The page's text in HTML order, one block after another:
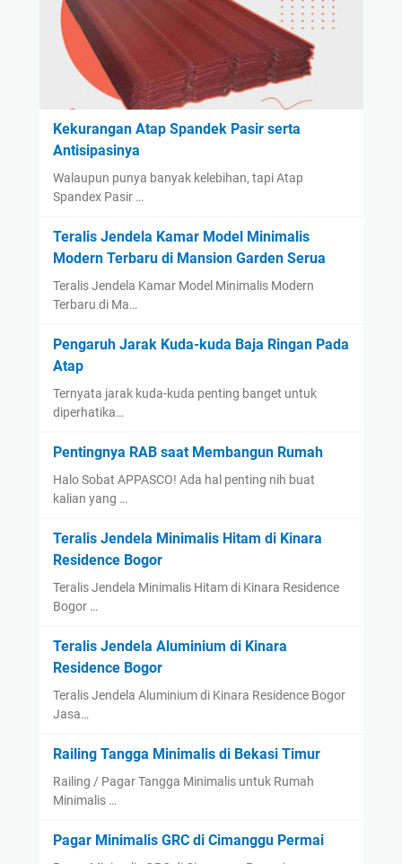
Kekurangan Atap Spandek Pasir serta
Antisipasinya
Walaupun punya banyak kelebihan, tapi Atap
Spandex Pasir …
Teralis Jendela Kamar Model Minimalis
Modern Terbaru di Mansion Garden Serua
Teralis Jendela Kamar Model Minimalis Modern
Terbaru di Ma…
Pengaruh Jarak Kuda-kuda Baja Ringan Pada
Atap
Ternyata jarak kuda-kuda penting banget untuk
diperhatika…
Pentingnya RAB saat Membangun Rumah
Halo Sobat APPASCO! Ada hal penting nih buat
kalian yang …
Teralis Jendela Minimalis Hitam di Kinara
Residence Bogor
Teralis Jendela Minimalis Hitam di Kinara Residence
Bogor …
Teralis Jendela Aluminium di Kinara
Residence Bogor
Teralis Jendela Aluminium di Kinara Residence Bogor
Jasa…
Railing Tangga Minimalis di Bekasi Timur
Railing / Pagar Tangga Minimalis untuk Rumah
Minimalis …
Pagar Minimalis GRC di Cimanggu Permai